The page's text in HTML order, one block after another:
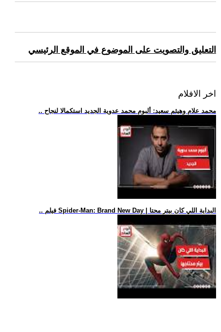
التعليق والتصويت على الموضوع في الموقع الرئيسي
اخر الافلام
.. محمد علام وهيثم سعيد: ألبوم محمد عدوية الجديد استكمالا لنجاح
.. فيلم Spider-Man: Brand New Day | البداية اللي كان بيتر محتا